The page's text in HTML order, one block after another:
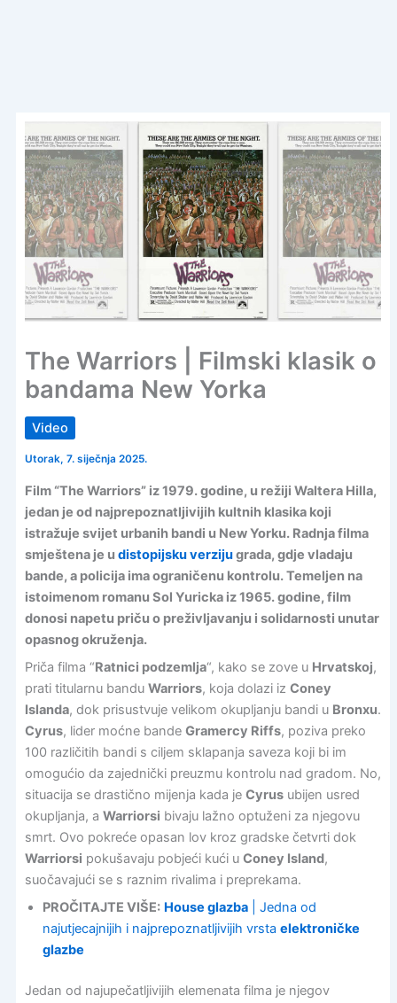
The Warriors | Filmski klasik o
bandama New Yorka
Video
Utorak, 7. siječnja 2025.
Film “The Warriors” iz 1979. godine, u režiji Waltera Hilla,
jedan je od najprepoznatljivijih kultnih klasika koji
istražuje svijet urbanih bandi u New Yorku. Radnja filma
smještena je u distopijsku verzijugrada, gdje vladaju
bande, a policija ima ograničenu kontrolu. Temeljen na
istoimenom romanu Sol Yuricka iz 1965. godine, film
donosi napetu priču o preživljavanju i solidarnosti unutar
opasnog okruženja.
Priča filma “Ratnici podzemlja“, kako se zove u Hrvatskoj,
prati titularnu bandu Warriors, koja dolazi iz Coney
Islanda, dok prisustvuje velikom okupljanju bandi u Bronxu.
Cyrus, lider moćne bande Gramercy Riffs, poziva preko
100 različitih bandi s ciljem sklapanja saveza koji bi im
omogućio da zajednički preuzmu kontrolu nad gradom. No,
situacija se drastično mijenja kada je Cyrusubijen usred
okupljanja, a Warriorsi bivaju lažno optuženi za njegovu
smrt. Ovo pokreće opasan lov kroz gradske četvrti dok
Warriorsi pokušavaju pobjeći kući u Coney Island,
suočavajući se s raznim rivalima i preprekama.
PROČITAJTE VIŠE: House glazba| Jedna od
najutjecajnijih i najprepoznatljivijih vrsta elektroničke
glazbe
Jedan od najupečatljivijih elemenata filma je njegov